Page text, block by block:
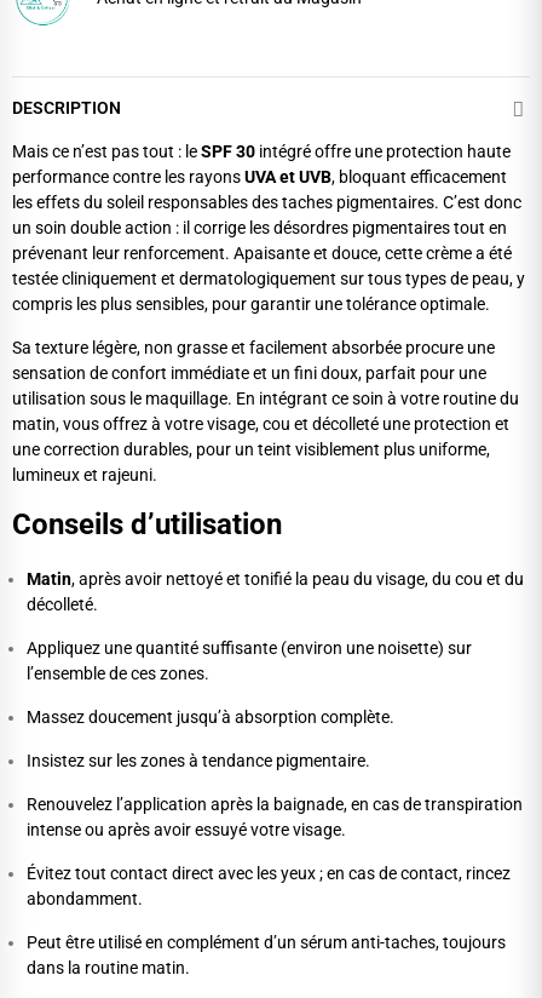
DESCRIPTION
Mais ce n’est pas tout : leSPF 30 intégré offre une protection haute
performance contre les rayonsUVA et UVB, bloquant efficacement
les effets du soleil responsables des taches pigmentaires. C’est donc
un soin double action : il corrige les désordres pigmentaires tout en
prévenant leur renforcement. Apaisante et douce, cette crème a été
testée cliniquement et dermatologiquement sur tous types de peau, y
compris les plus sensibles, pour garantir une tolérance optimale.
Sa texture légère, non grasse et facilement absorbée procure une
sensation de confort immédiate et un fini doux, parfait pour une
utilisation sous le maquillage. En intégrant ce soin à votre routine du
matin, vous offrez à votre visage, cou et décolleté une protection et
une correction durables, pour un teint visiblement plus uniforme,
lumineux et rajeuni.
Conseils d’utilisation
Matin, après avoir nettoyé et tonifié la peau du visage, du cou et du
décolleté.
Appliquez une quantité suffisante (environ une noisette) sur
l’ensemble de ces zones.
Massez doucement jusqu’à absorption complète.
Insistez sur les zones à tendance pigmentaire.
Renouvelez l’application après la baignade, en cas de transpiration
intense ou après avoir essuyé votre visage.
Évitez tout contact direct avec les yeux ; en cas de contact, rincez
abondamment.
Peut être utilisé en complément d’un sérum anti-taches, toujours
dans la routine matin.